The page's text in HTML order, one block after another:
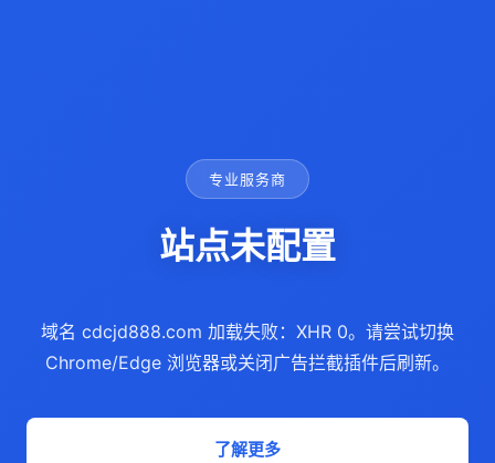
专业服务商
站点未配置
域名 cdcjd888.com 加载失败：XHR 0。请尝试切换
Chrome/Edge 浏览器或关闭广告拦截插件后刷新。
了解更多